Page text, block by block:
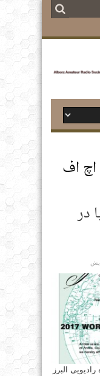
اچ اف
و ۷ آسیا در
البرز